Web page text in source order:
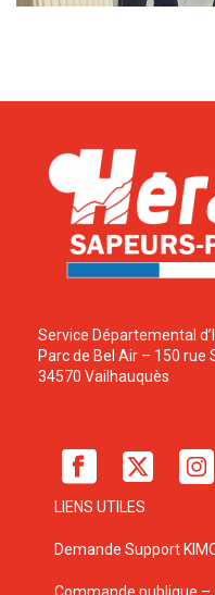
Service Départemental
Parc de Bel Air – 150 rue
34570 Vailhauquès
LIENS UTILES
Demande Support
Commande publique –